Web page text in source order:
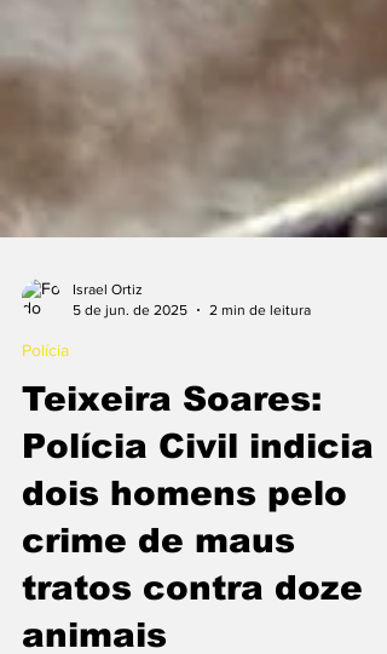
Polícia
Teixeira Soares:
Polícia Civil indicia
dois homens pelo
crime de maus
tratos contra doze